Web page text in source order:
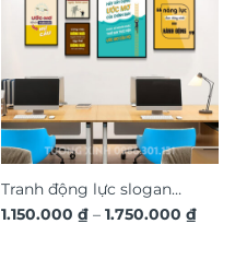
Tranh động lực slogan
truyền cảm hứng trang trí
1.150.000 ₫ – 1.750.000 ₫